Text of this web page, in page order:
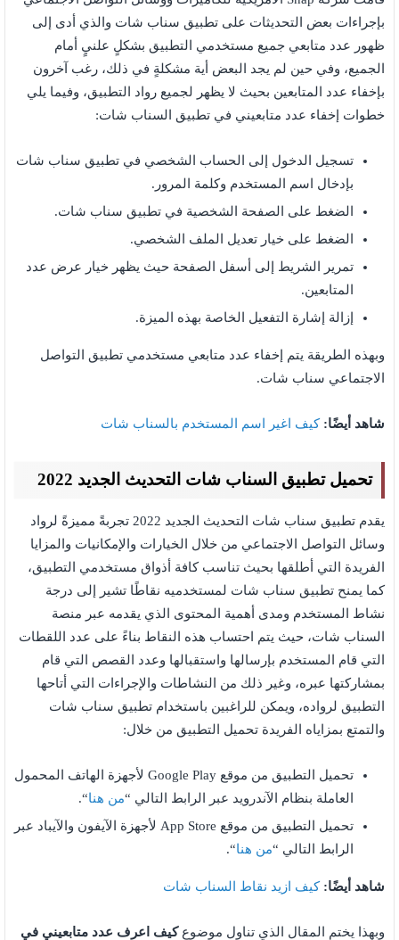
بإجراءات بعض التحديثات على تطبيق سناب شات والذي أدى إلى
ظهور عدد متابعي جميع مستخدمي التطبيق بشكلٍ علنيٍ أمام
الجميع، وفي حين لم يجد البعض أية مشكلةٍ في ذلك، رغب آخرون
بإخفاء عدد المتابعين بحيث لا يظهر لجميع رواد التطبيق، وفيما يلي
خطوات إخفاء عدد متابعيني في تطبيق السناب شات:
تسجيل الدخول إلى الحساب الشخصي في تطبيق سناب شات
بإدخال اسم المستخدم وكلمة المرور.
الضغط على الصفحة الشخصية في تطبيق سناب شات.
الضغط على خيار تعديل الملف الشخصي.
تمرير الشريط إلى أسفل الصفحة حيث يظهر خيار عرض عدد
المتابعين.
إزالة إشارة التفعيل الخاصة بهذه الميزة.
وبهذه الطريقة يتم إخفاء عدد متابعي مستخدمي تطبيق التواصل
الاجتماعي سناب شات.
شاهد أيضًا:كيف اغير اسم المستخدم بالسناب شات
تحميل تطبيق السناب شات التحديث الجديد 2022
يقدم تطبيق سناب شات التحديث الجديد 2022 تجربةً مميزةً لرواد
وسائل التواصل الاجتماعي من خلال الخيارات والإمكانيات والمزايا
الفريدة التي أطلقها بحيث تناسب كافة أذواق مستخدمي التطبيق،
كما يمنح تطبيق سناب شات لمستخدميه نقاطًا تشير إلى درجة
نشاط المستخدم ومدى أهمية المحتوى الذي يقدمه عبر منصة
السناب شات، حيث يتم احتساب هذه النقاط بناءً على عدد اللقطات
التي قام المستخدم بإرسالها واستقبالها وعدد القصص التي قام
بمشاركتها عبره، وغير ذلك من النشاطات والإجراءات التي أتاحها
التطبيق لرواده، ويمكن للراغبين باستخدام تطبيق سناب شات
والتمتع بمزاياه الفريدة تحميل التطبيق من خلال:
تحميل التطبيق من موقع Google Play لأجهزة الهاتف المحمول
العاملة بنظام الآندرويد عبر الرابط التالي “من هنا“.
تحميل التطبيق من موقع App Store لأجهزة الآيفون والآيباد عبر
الرابط التالي “من هنا“.
شاهد أيضًا:كيف ازيد نقاط السناب شات
وبهذا يختم المقال الذي تناول موضوعكيف اعرف عدد متابعيني في